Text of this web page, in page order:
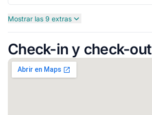
Mostrar las 9 extras
Check-in y check-out